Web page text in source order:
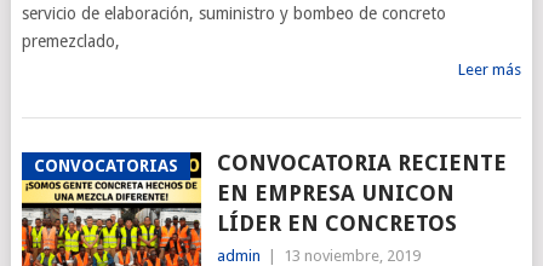
servicio de elaboración, suministro y bombeo de concreto
premezclado,
Leer más
CONVOCATORIAS
CONVOCATORIA RECIENTE
EN EMPRESA UNICON
LÍDER EN CONCRETOS
admin 13 noviembre, 2019